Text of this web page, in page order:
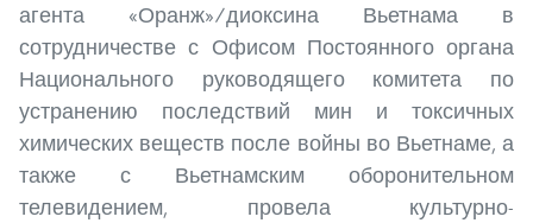
агента «Оранж»/диоксина Вьетнама в
сотрудничестве с Офисом Постоянного органа
Национального руководящего комитета по
устранению последствий мин и токсичных
химических веществ после войны во Вьетнаме, а
также с Вьетнамским оборонительном
телевидением, провела культурно-